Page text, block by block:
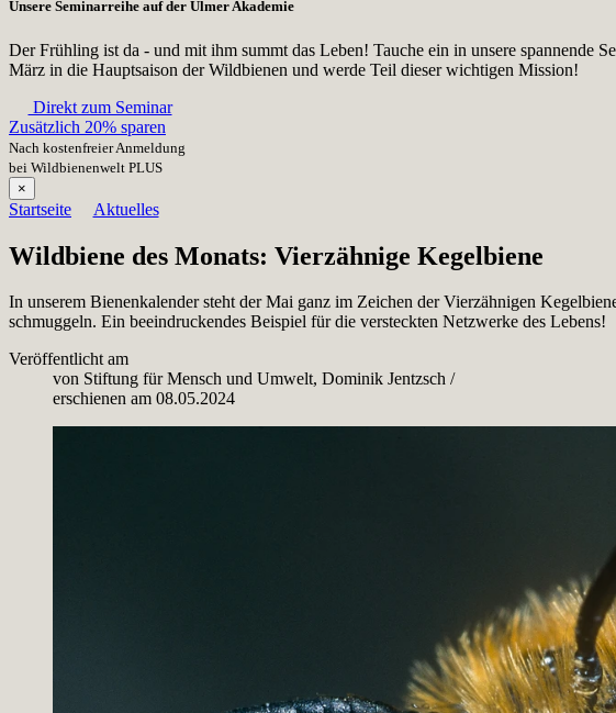
Unsere Seminarreihe auf der Ulmer Akademie
Der Frühling ist da - und mit ihm summt das Leben! Tauche ein in unsere spannende
März in die Hauptsaison der Wildbienen und werde Teil dieser wichtigen Mission!
Direkt zum Seminar
Zusätzlich 20% sparen
Nach kostenfreier Anmeldung
bei Wildbienenwelt PLUS
×
Startseite Aktuelles
Wildbiene des Monats: Vierzähnige Kegelbiene
In unserem Bienenkalender steht der Mai ganz im Zeichen der Vierzähnigen
schmuggeln. Ein beeindruckendes Beispiel für die versteckten Netzwerke des Lebens!
Veröffentlicht am
von Stiftung für Mensch und Umwelt, Dominik Jentzsch /
erschienen am 08.05.2024